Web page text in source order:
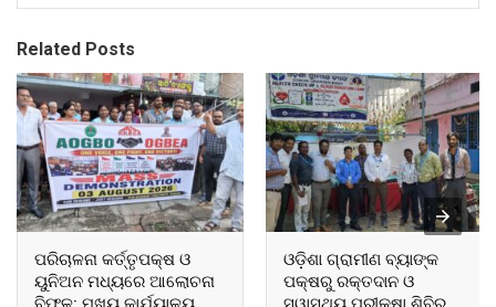
Related Posts
ପରିଚାଳନା କର୍ତ୍ତୃପକ୍ଷ ଓ
ୟୁନିଅନ ମଧ୍ୟରେ ଆଲୋଚନା
ଓଡ଼ିଶା ଗ୍ରାମୀଣ ବ୍ୟାଙ୍କ
ପକ୍ଷରୁ ରକ୍ତଦାନ ଓ